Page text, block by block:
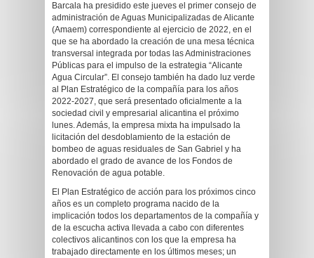
Barcala ha presidido este jueves el primer consejo de
administración de Aguas Municipalizadas de Alicante
(Amaem) correspondiente al ejercicio de 2022, en el
que se ha abordado la creación de una mesa técnica
transversal integrada por todas las Administraciones
Públicas para el impulso de la estrategia “Alicante
Agua Circular”. El consejo también ha dado luz verde
al Plan Estratégico de la compañía para los años
2022-2027, que será presentado oficialmente a la
sociedad civil y empresarial alicantina el próximo
lunes. Además, la empresa mixta ha impulsado la
licitación del desdoblamiento de la estación de
bombeo de aguas residuales de San Gabriel y ha
abordado el grado de avance de los Fondos de
Renovación de agua potable.
El Plan Estratégico de acción para los próximos cinco
años es un completo programa nacido de la
implicación todos los departamentos de la compañía y
de la escucha activa llevada a cabo con diferentes
colectivos alicantinos con los que la empresa ha
trabajado directamente en los últimos meses; un